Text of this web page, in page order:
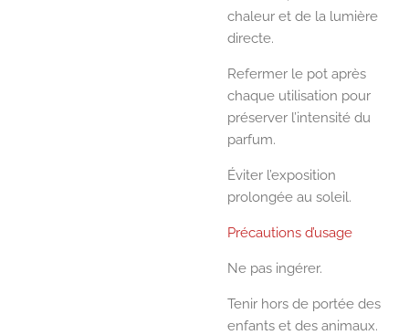
chaleur et de la lumière
directe.
Refermer le pot après
chaque utilisation pour
préserver l’intensité du
parfum.
Éviter l’exposition
prolongée au soleil.
Précautions d’usage
Ne pas ingérer.
Tenir hors de portée des
enfants et des animaux.